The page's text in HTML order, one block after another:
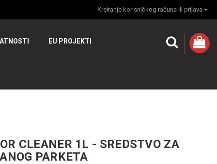
Kreiranje korisničkog računa ili prijava
EU PROJEKTI
CLEANER 1L - SREDSTVO ZA
PARKETA